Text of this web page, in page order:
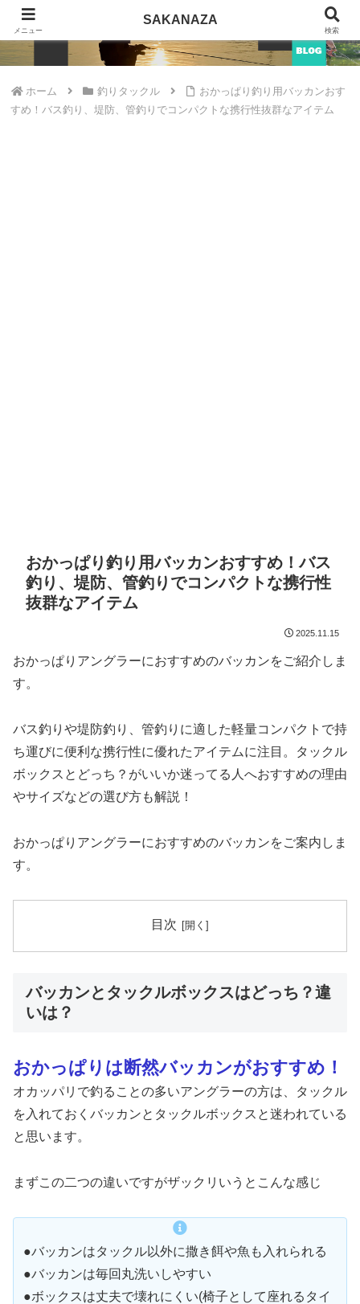
SAKANAZA
ホーム 釣りタックル
おかっぱり釣り用バッカンおす
すめ！バス釣り、堤防、管釣りでコンパクトな携行性抜群なアイテム
おかっぱり釣り用バッカンおすすめ！バス
釣り、堤防、管釣りでコンパクトな携行性
抜群なアイテム
2025.11.15
おかっぱりアングラーにおすすめのバッカンをご紹介しま
す。
バス釣りや堤防釣り、管釣りに適した軽量コンパクトで持
ち運びに便利な携行性に優れたアイテムに注目。タックル
ボックスとどっち？がいいか迷ってる人へおすすめの理由
やサイズなどの選び方も解説！
おかっぱりアングラーにおすすめのバッカンをご案内しま
す。
目次
バッカンとタックルボックスはどっち？違
いは？
おかっぱりは断然バッカンがおすすめ！
オカッパリで釣ることの多いアングラーの方は、タックル
を入れておくバッカンとタックルボックスと迷われている
と思います。
まずこの二つの違いですがザックリいうとこんな感じ
●バッカンはタックル以外に撒き餌や魚も入れられる
●バッカンは毎回丸洗いしやすい
●ボックスは丈夫で壊れにくい(椅子として座れるタイ
メニュー
SAKANAZA
検索